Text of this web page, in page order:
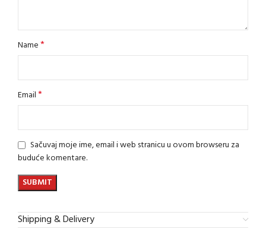
Name*
Email*
Sačuvaj moje ime, email i web stranicu u ovom browseru za
buduće komentare.
Shipping & Delivery